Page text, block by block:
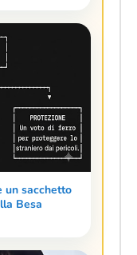
un sacchetto
Besa